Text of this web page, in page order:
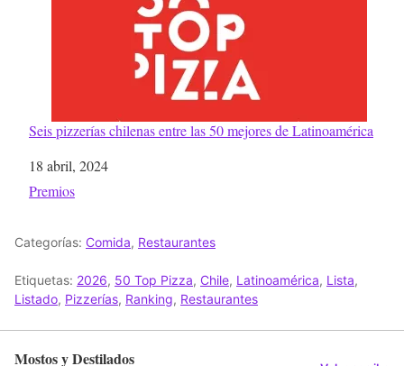
Seis pizzerías chilenas entre las 50 mejores de Latinoamérica
Fecha
18 abril, 2024
Respecto a
Premios
Categorías: Comida, Restaurantes
Etiquetas: 2026, 50 Top Pizza, Chile, Latinoamérica, Lista,
Listado, Pizzerías, Ranking, Restaurantes
Mostos y Destilados